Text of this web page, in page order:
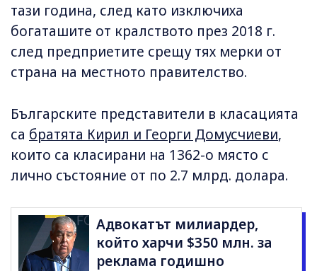
тази година, след като изключиха
богаташите от кралството през 2018 г.
след предприетите срещу тях мерки от
страна на местното правителство.
Българските представители в класацията
са братята Кирил и Георги Домусчиеви,
които са класирани на 1362-о място с
лично състояние от по 2.7 млрд. долара.
Адвокатът милиардер,
който харчи $350 млн. за
реклама годишно